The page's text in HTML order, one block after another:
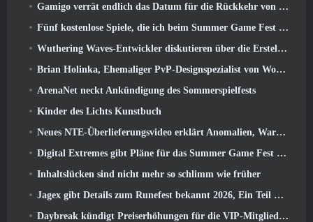
Gamigo verrät endlich das Datum für die Rückkehr von Gloria Victis, Wird es das zweite Mal überleben??
Fünf kostenlose Spiele, die ich beim Summer Game Fest zu sehen hoffe
Wuthering Waves-Entwickler diskutieren über die Erstellung der Lahai-Roi-Mech-Kampfsequenz
Brian Holinka, Ehemaliger PvP-Designspezialist von World Of Warcraft, Tritt dem League Of Legends MMO-Team bei
ArenaNet neckt Ankündigung des Sommerspielfests
Kinder des Lichts Kunstbuch
Neues NTE-Überlieferungsvideo erklärt Anomalien, Warten, Und wie eine „geheime“ Organisation alles verfolgt
Digital Extremes gibt Pläne für das Summer Game Fest bekannt
Inhaltslücken sind nicht mehr so ​​schlimm wie früher
Jagex gibt Details zum Runefest bekannt 2026, Ein Teil der Feierlichkeiten zum 25-jährigen Jubiläum von RuneScape IP
Daybreak kündigt Preiserhöhungen für die VIP-Mitgliedschaft von „Herr der Ringe Online“ an